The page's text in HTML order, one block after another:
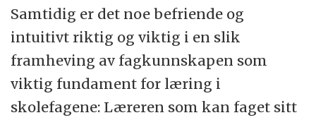
Samtidig er det noe befriende og
intuitivt riktig og viktig i en slik
framheving av fagkunnskapen som
viktig fundament for læring i
skolefagene: Læreren som kan faget sitt